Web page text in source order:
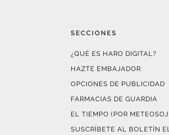
SECCIONES
¿QUÉ ES HARO DIGITAL?
HAZTE EMBAJADOR
OPCIONES DE PUBLICIDAD
FARMACIAS DE GUARDIA
EL TIEMPO (POR
SUSCRÍBETE AL BOLETÍN